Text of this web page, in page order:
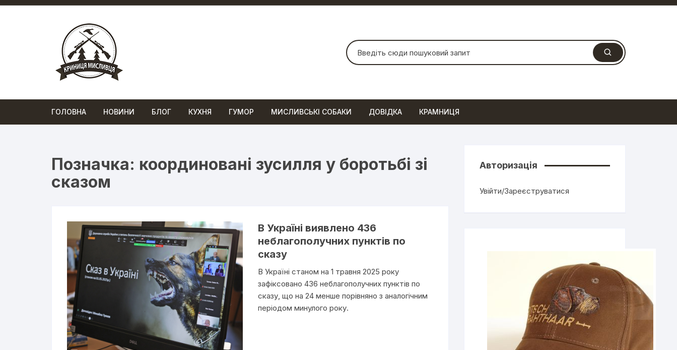
Перейти
Шукати:
ГОЛОВНА НОВИНИ БЛОГ КУХНЯ ГУМОР МИСЛИВСЬКІ СОБАКИ ДОВІДКА КРАМНИЦЯ
Позначка: координовані зусилля у боротьбі зі
сказом
В Україні виявлено 436
неблагополучних пунктів по
сказу
В Україні станом на 1 травня 2025 року
зафіксовано 436 неблагополучних пунктів по
сказу, що на 24 менше порівняно з аналогічним
періодом минулого року.
Авторизація
Увійти/Зареєструватися